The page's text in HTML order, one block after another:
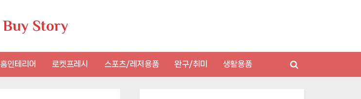
Buy Story
홈인테리어 로켓프레시 스포츠/레저용품 완구/취미 생활용품
Toggle